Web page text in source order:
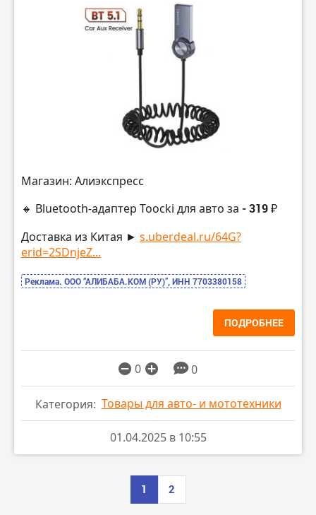
Магазин: Алиэкспресс
🔸 Bluetooth-адаптер Toocki для авто за - 319 ₽
Доставка из Китая ► s.uberdeal.ru/64G?
erid=2SDnjeZ...
Реклама. ООО “АЛИБАБА.КОМ (РУ)”, ИНН 7703380158
ПОДРОБНЕЕ
0 0
Категория: Товары для авто- и мототехники
01.04.2025 в 10:55
1 2